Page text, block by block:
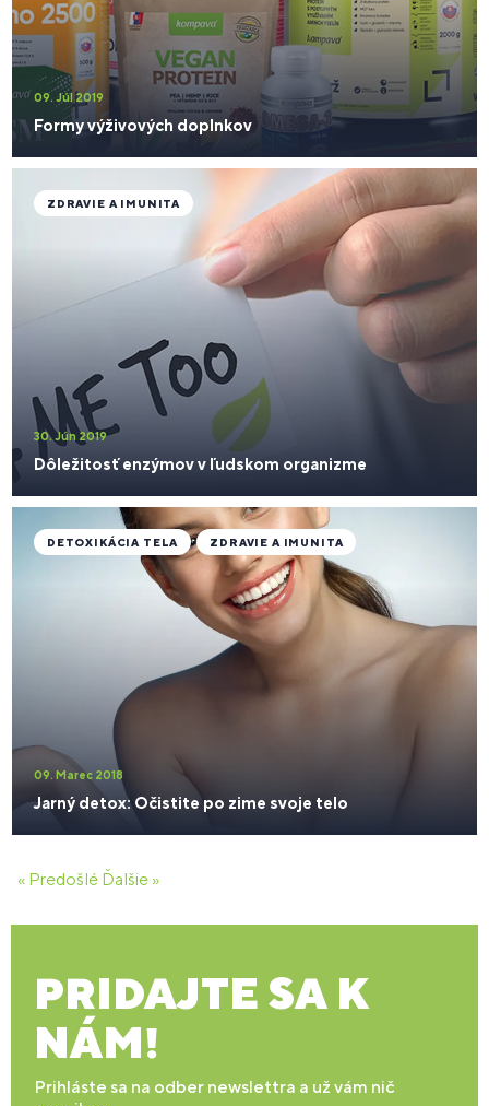
09. Júl 2019
Formy výživových doplnkov
30. Jún 2019
​Dôležitosť enzýmov v ľudskom organizme
ZDRAVIE A IMUNITA
09. Marec 2018
Jarný detox: Očistite po zime svoje telo
DETOXIKÁCIA TELA ZDRAVIE A IMUNITA
« Predošlé Ďalšie »
PRIDAJTE SA K
NÁM!
Prihláste sa na odber newslettra a už vám nič